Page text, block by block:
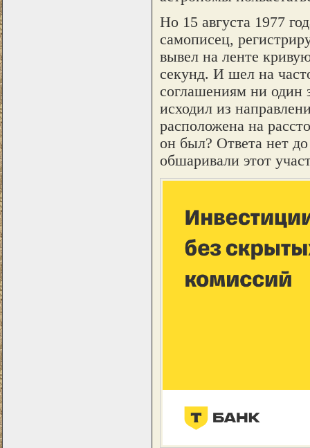
Но 15 августа 1977
самописец,
вывел на ленте
секунд. И шел на
соглашениям ни один
исходил из
расположена на
он был? Ответа нет
обшаривали этот